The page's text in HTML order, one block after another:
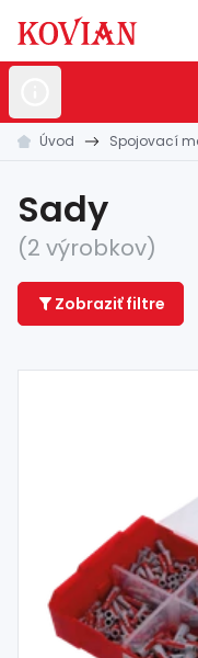
Nerezovépolotovary
Kované polotovary
Zábradlia amadlá
Bránovésystémy
Automatizácia
Úvod Spojovací
Sady
(2 výrobkov)
Zobraziť filtre